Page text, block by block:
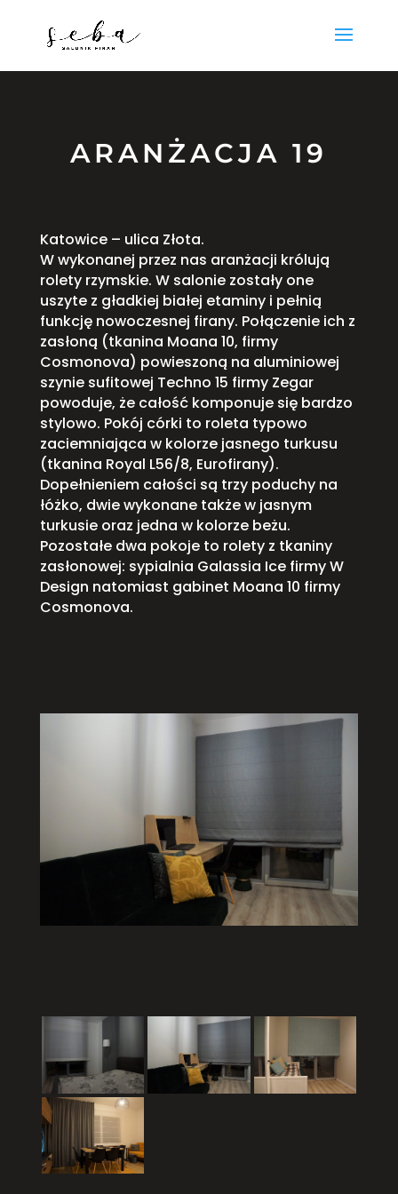
ARANŻACJA 19
Katowice – ulica Złota.
W wykonanej przez nas aranżacji królują
rolety rzymskie. W salonie zostały one
uszyte z gładkiej białej etaminy i pełnią
funkcję nowoczesnej firany. Połączenie ich z
zasłoną (tkanina Moana 10, firmy
Cosmonova) powieszoną na aluminiowej
szynie sufitowej Techno 15 firmy Zegar
powoduje, że całość komponuje się bardzo
stylowo. Pokój córki to roleta typowo
zaciemniająca w kolorze jasnego turkusu
(tkanina Royal L56/8, Eurofirany).
Dopełnieniem całości są trzy poduchy na
łóżko, dwie wykonane także w jasnym
turkusie oraz jedna w kolorze beżu.
Pozostałe dwa pokoje to rolety z tkaniny
zasłonowej: sypialnia Galassia Ice firmy W
Design natomiast gabinet Moana 10 firmy
Cosmonova.